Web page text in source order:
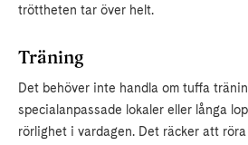
tröttheten tar över helt.
Träning
Det behöver inte handla om tuffa
specialanpassade lokaler eller långa
rörlighet i vardagen. Det räcker att